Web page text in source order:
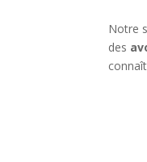
Notre
des